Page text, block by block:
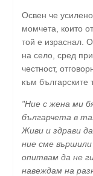
Освен че
момчета, които
той е израснал.
на село, сред
честност,
към българските
"Ние с жена ми
българчета в
Живи и здрави
ние сме
опитвам да не
навеждам на